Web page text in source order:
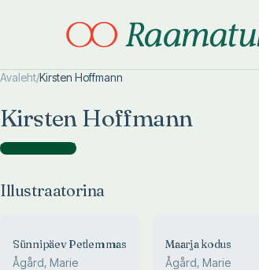
Avaleht/Kirsten Hoffmann
Kirsten Hoffmann
Illustraatorina )
Illustraatorina
Sünnipäev Petlemmas
Ågård, Marie
Maarja kodus
Ågård, Marie